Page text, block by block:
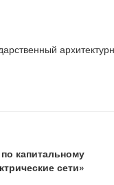
капитальному
сети»